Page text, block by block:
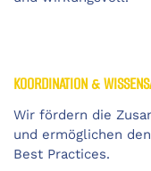
KOORDINATION &
Wir fördern die
und ermöglichen
Best Practices.